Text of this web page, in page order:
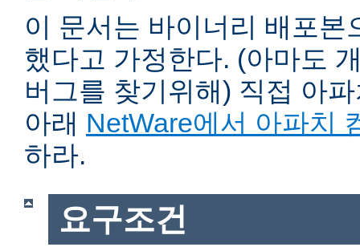
이 문서는 바이너리 배포본
했다고 가정한다. (아마도
버그를 찾기위해) 직접 아
아래 NetWare에서 아파치
하라.
요구조건